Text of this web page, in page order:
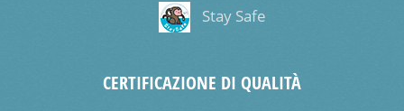
Stay Safe
CERTIFICAZIONE DI QUALITÀ